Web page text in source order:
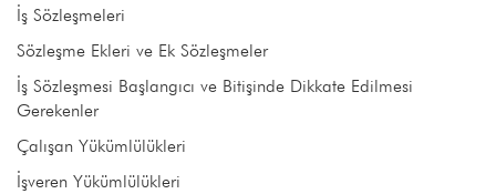
İş Sözleşmeleri
Sözleşme Ekleri ve Ek Sözleşmeler
İş Sözleşmesi Başlangıcı ve Bitişinde Dikkate Edilmesi
Gerekenler
Çalışan Yükümlülükleri
İşveren Yükümlülükleri